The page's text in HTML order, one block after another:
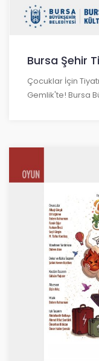
Bursa Şehir
Çocuklar İçin
Gemlik'te! Bursa